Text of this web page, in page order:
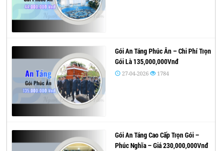
Gói An Táng Phúc Ân – Chi Phí Trọn
Gói Là 135,000,000Vnđ
27-04-2026 1784
Gói An Táng Cao Cấp Trọn Gói –
Phúc Nghĩa – Giá 230,000,000Vnđ